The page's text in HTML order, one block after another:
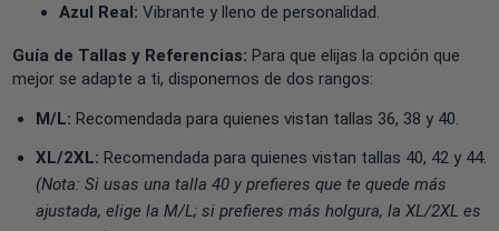
Azul Real: Vibrante y lleno de personalidad.
Guía de Tallas y Referencias: Para que elijas la opción que
mejor se adapte a ti, disponemos de dos rangos:
M/L: Recomendada para quienes vistan tallas 36, 38 y 40.
XL/2XL: Recomendada para quienes vistan tallas 40, 42 y 44.
(Nota: Si usas una talla 40 y prefieres que te quede más
ajustada, elige la M/L; si prefieres más holgura, la XL/2XL es